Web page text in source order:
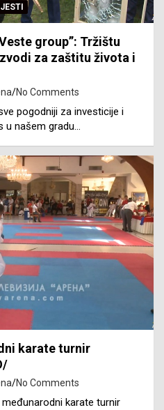
group”: Tržištu
za zaštitu života i
No Comments
pogodniji za investicije i
u našem gradu…
karate turnir
No Comments
međunarodni karate turnir